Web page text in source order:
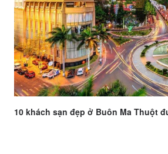
10 khách sạn đẹp ở Buôn Ma Thuột